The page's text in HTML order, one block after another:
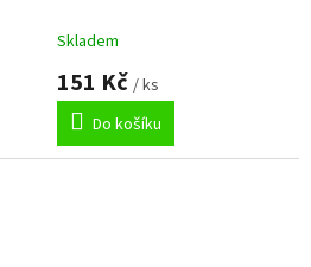
Skladem
151 Kč / ks
Do košíku